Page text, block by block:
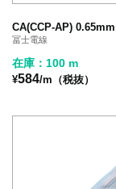
CA(CCP-AP)
冨士電線
在庫：100 m
¥584/m（税抜）